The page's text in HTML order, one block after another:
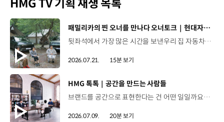
HMG TV 기획 재생 목록
[동영상]
패밀리카의 찐 오너를 만나다 오너토크｜현대자동차
뒷좌석에서 가장 많은 시간을 보낸우리 집 자동차의 찐 오너들!🚗 차에 담긴 추억부터 미래에 꿈꾸는 드림카까지 현대차 Kids의 솔직한 토크를 확인해 보세요. 00:47 패밀리카의 찐 오너, 현대차 Kids 프로필00:56 우리 가족 차가 제일 예쁘다?04:21 차 안에서 우리 가족은?06:26 패밀리카로서의 장점10:04 아이들의 눈으로 본 현대차는 어떤 이미지일까?10:55 추억을 선물한 현대차12:02 나의 드림카13:46 오너토크를 함께한 소감은? #현대자동차 #오너토크 #패밀리카 #현대차Kids #아이오닉9 #싼타페하이브리드 #아이오닉5N #아이오닉6N #N페스티벌 #가족여행 #미래세대 #드림카
2026.07.21. 15분 보기
[동영상]
HMG 톡톡｜공간을 만드는 사람들
브랜드를 공간으로 표현한다는 건 어떤 일일까요? 양재 사옥 로비부터 기아 브랜드관, 제네시스 라운지까지.현대자동차그룹의 공간 브랜딩 담당자들이 들려주는생생한 비하인드 스토리를 HMG 톡톡에서 만나보세요. 00:00 HMG 톡톡 인트로00:33 브랜드 공간 개발 담당자를 소개01:47 공간 브랜딩의 A to Z03:09 현대차그룹 양재사옥 로비 리노베이션 스토리04:58 기아를 체험하는 곳, '오토랜드 브랜드관' 스토리06:20 제네시스의 특별한 공간, '제네시스 라운지' 스토리08:00 공간 브랜딩 담당자들의 업무 에피소드11:17 공간 브랜딩을 위한 파격적인(?) 아이디어 창출법12:44 공간 브랜딩 담당자들의 특이한 직업병?14:20 공간 브랜딩 담당자들의 특별한 아이템 스토리17:55 공간에 진심인 사람들이 그리는 미래 #HMG톡톡 #공간 #현대자동차 #기아 #제네시스 #PV5 #양재사옥 #브랜드공간 #디자인 #공간디자인 #공간브랜딩 #아이디어 #오토랜드브랜드관
2026.07.09. 20분 보기